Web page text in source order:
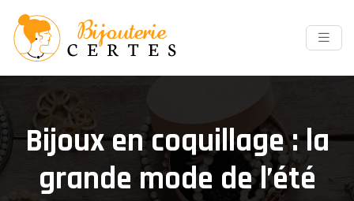
Bijoux en coquillage : la
grande mode de l’été